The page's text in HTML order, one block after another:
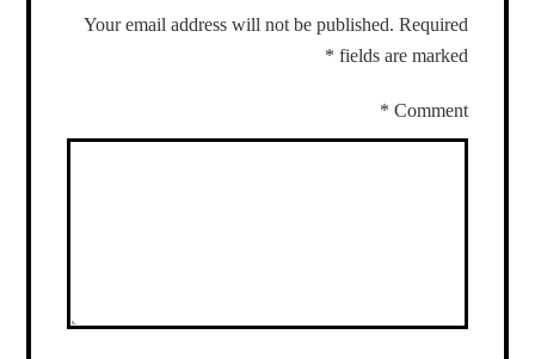
Your email address will not be published. Required
fields are marked
*
Comment
*